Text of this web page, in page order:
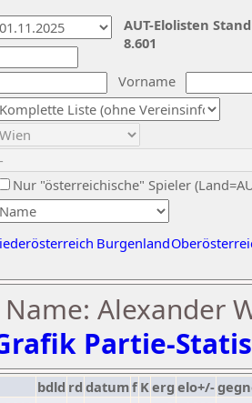
Vorname
Nur "österreichische" Spieler
Burgenland
AUT-Elolisten
8.601
Alexander
Partie-
bdld rd datumf Kerg elo+/-